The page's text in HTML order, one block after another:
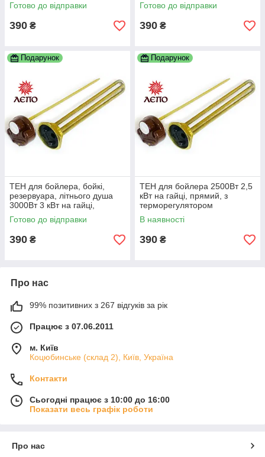
Готово до відправки
390 ₴
Готово до відправки
390 ₴
Подарунок
ТЕН для бойлера, бойкі,
резервуара, літнього душа
3000Вт 3 кВт на гайці,
прямий, з терморегулятором
Готово до відправки
390 ₴
Подарунок
ТЕН для бойлера 2500Вт 2,5
кВт на гайці, прямий, з
терморегулятором
В наявності
390 ₴
Про нас
99% позитивних з 267 відгуків за рік
Працює з 07.06.2011
м. Київ
Коцюбинське (склад 2), Київ, Україна
Контакти
Сьогодні працює з 10:00 до 16:00
Показати весь графік роботи
Про нас